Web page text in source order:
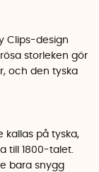
Clips-design
storleken gör
och den tyska
kallas på tyska,
till 1800-talet.
bara snygg